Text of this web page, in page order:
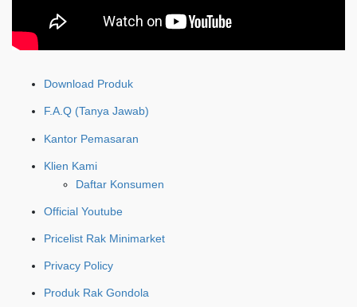
Download Produk
F.A.Q (Tanya Jawab)
Kantor Pemasaran
Klien Kami
Daftar Konsumen
Official Youtube
Pricelist Rak Minimarket
Privacy Policy
Produk Rak Gondola